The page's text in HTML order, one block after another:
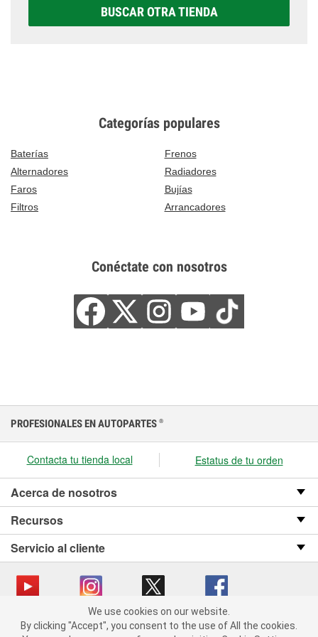
BUSCAR OTRA TIENDA
Categorías populares
Baterías
Frenos
Alternadores
Radiadores
Faros
Bujías
Filtros
Arrancadores
Conéctate con nosotros
We use cookies on our website. By clicking "Accept", you consent
to the use of All the cookies.
PROFESIONALES EN AUTOPARTES ®
Contacta tu tienda local Estatus de tu orden
Acerca de nosotros
Recursos
Servicio al cliente
Copyright © 2008-2026 O’Reilly Auto Parts v OST_3.2.0.0.729 (3) cv1361
We use cookies on our website.
By clicking "Accept", you consent to the use of All the cookies.